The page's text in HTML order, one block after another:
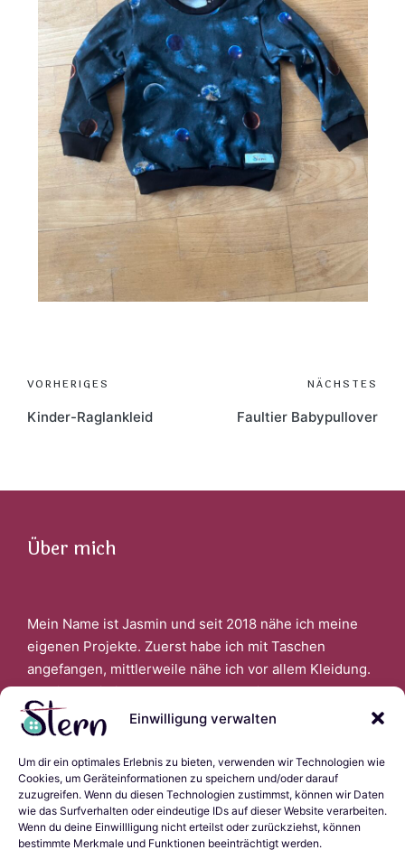
Einwilligung verwalten
Um dir ein optimales Erlebnis zu bieten, verwenden wir Technologien wie
Cookies, um Geräteinformationen zu speichern und/oder darauf
zuzugreifen. Wenn du diesen Technologien zustimmst, können wir Daten
wie das Surfverhalten oder eindeutige IDs auf dieser Website verarbeiten.
Wenn du deine Einwillligung nicht erteilst oder zurückziehst, können
bestimmte Merkmale und Funktionen beeinträchtigt werden.
Post
navigation
VORHERIGES
Kinder-Raglankleid
NÄCHSTES
Faultier Babypullover
Über mich
Mein Name ist Jasmin und seit 2018 nähe ich meine
eigenen Projekte. Zuerst habe ich mit Taschen
angefangen, mittlerweile nähe ich vor allem Kleidung.
Faszinert bin ich auch davon, wenn ich aus alter
Kleidung Neues schaffen kann.
Links